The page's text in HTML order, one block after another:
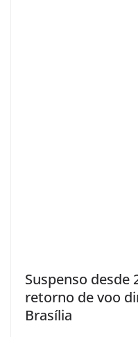
Suspenso desde
retorno de voo
Brasília